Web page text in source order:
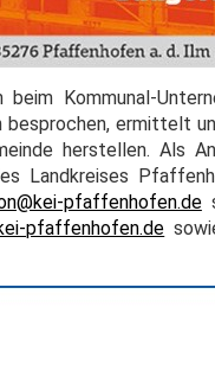
Kommunal-
ermittelt
herstellen. Als
Landkreises
pfaffenhofen.de
pfaffenhofen.de